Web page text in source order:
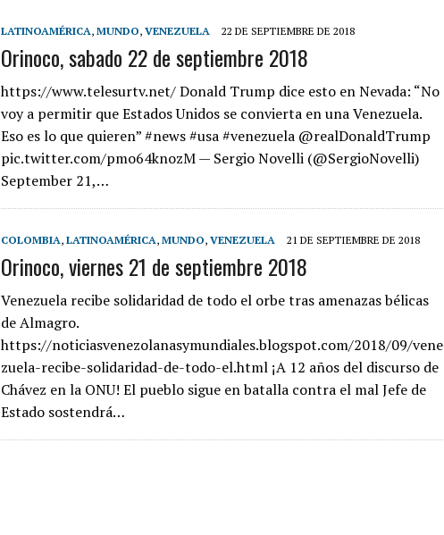
LATINOAMÉRICA, MUNDO, VENEZUELA 22 DE SEPTIEMBRE DE 2018
Orinoco, sabado 22 de septiembre 2018
https://www.telesurtv.net/ Donald Trump dice esto en Nevada: “No
voy a permitir que Estados Unidos se convierta en una Venezuela.
Eso es lo que quieren” #news #usa #venezuela @realDonaldTrump
pic.twitter.com/pmo64knozM — Sergio Novelli (@SergioNovelli)
September 21,…
COLOMBIA, LATINOAMÉRICA, MUNDO, VENEZUELA 21 DE SEPTIEMBRE DE 2018
Orinoco, viernes 21 de septiembre 2018
Venezuela recibe solidaridad de todo el orbe tras amenazas bélicas
de Almagro.
https://noticiasvenezolanasymundiales.blogspot.com/2018/09/vene
zuela-recibe-solidaridad-de-todo-el.html ¡A 12 años del discurso de
Chávez en la ONU! El pueblo sigue en batalla contra el mal Jefe de
Estado sostendrá…